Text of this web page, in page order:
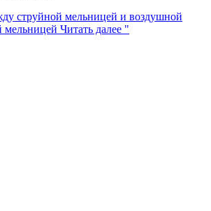
струйной мельницей и воздушной
мельницей Читать далее "